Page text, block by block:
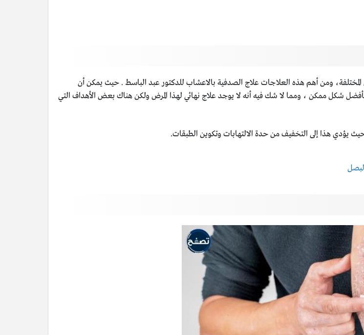
ومن أهم هذه العلاجات علاج الصدفية بالاعشاب للدكتور عبد الباسط . حيث يمكن أن
شكل ممكن ، ومما لا شك فيه أنه لا يوجد علاج نهائي لهذا المرض ولكن هناك بعض الأهداف التي
يؤدي هذا إلى التخفيف من حدة الالتهابات وتكوين الطبقات.